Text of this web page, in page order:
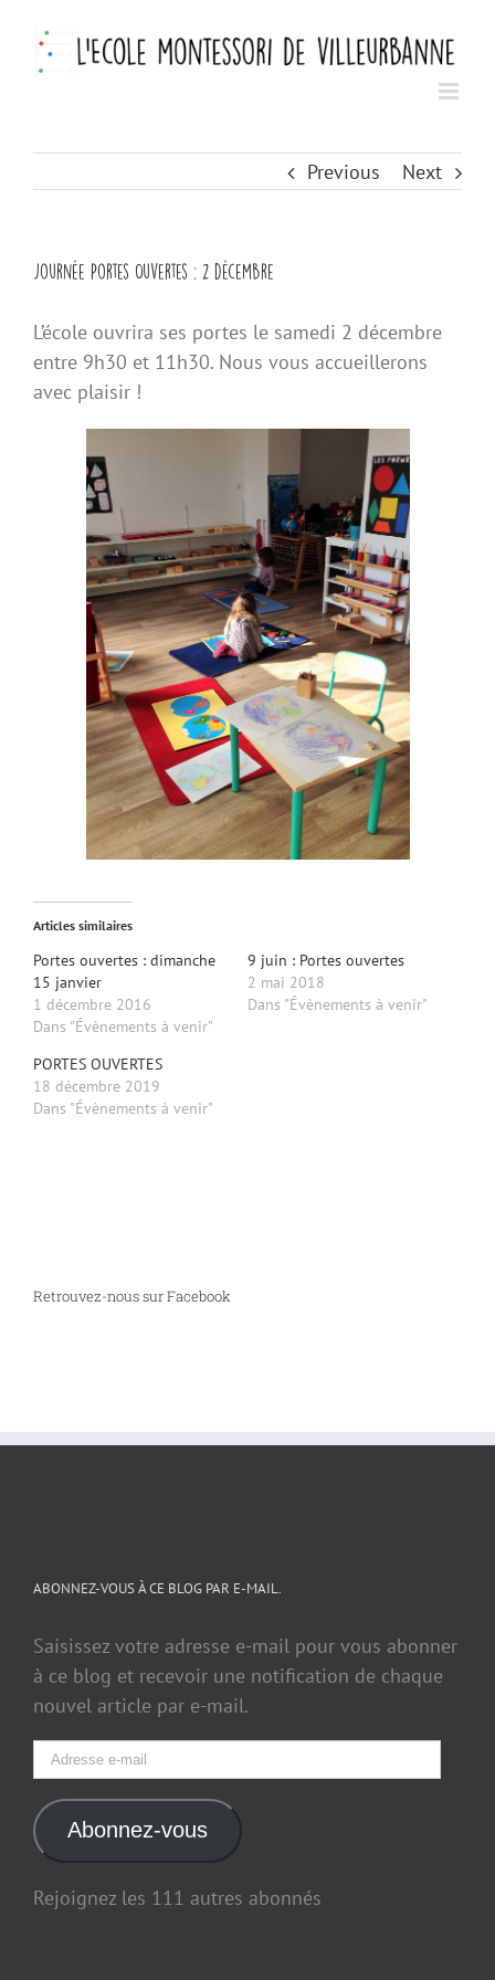
content
Previous Next
Journée Portes Ouvertes : 2 décembre
L’école ouvrira ses portes le samedi 2 décembre
entre 9h30 et 11h30. Nous vous accueillerons
avec plaisir !
Articles similaires
Portes ouvertes : dimanche
15 janvier
1 décembre 2016
Dans "Évènements à venir"
9 juin : Portes ouvertes
2 mai 2018
Dans "Évènements à venir"
PORTES OUVERTES
18 décembre 2019
Dans "Évènements à venir"
Retrouvez-nous sur Facebook
ABONNEZ-VOUS À CE BLOG PAR E-MAIL.
Saisissez votre adresse e-mail pour vous abonner
à ce blog et recevoir une notification de chaque
nouvel article par e-mail.
Adresse
e-
mail
Abonnez-vous
Rejoignez les 111 autres abonnés